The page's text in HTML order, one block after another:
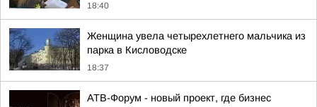
18:40
Женщина увела четырехлетнего мальчика из
парка в Кисловодске
18:37
АТВ-Форум - новый проект, где бизнес